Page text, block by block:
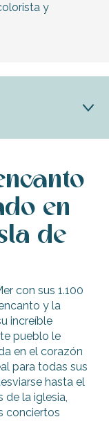
y
en
de
con sus 1.100
y la
increíble
pueblo le
en el corazón
para todas sus
hasta el
de la iglesia,
conciertos